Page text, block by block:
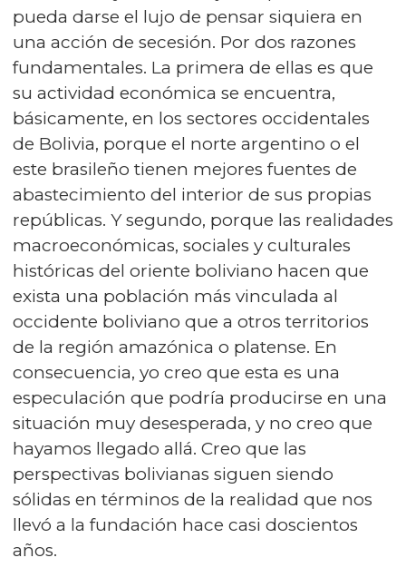
pueda darse el lujo de pensar siquiera en
una acción de secesión. Por dos razones
fundamentales. La primera de ellas es que
su actividad económica se encuentra,
básicamente, en los sectores occidentales
de Bolivia, porque el norte argentino o el
este brasileño tienen mejores fuentes de
abastecimiento del interior de sus propias
repúblicas. Y segundo, porque las realidades
macroeconómicas, sociales y culturales
históricas del oriente boliviano hacen que
exista una población más vinculada al
occidente boliviano que a otros territorios
de la región amazónica o platense. En
consecuencia, yo creo que esta es una
especulación que podría producirse en una
situación muy desesperada, y no creo que
hayamos llegado allá. Creo que las
perspectivas bolivianas siguen siendo
sólidas en términos de la realidad que nos
llevó a la fundación hace casi doscientos
años.